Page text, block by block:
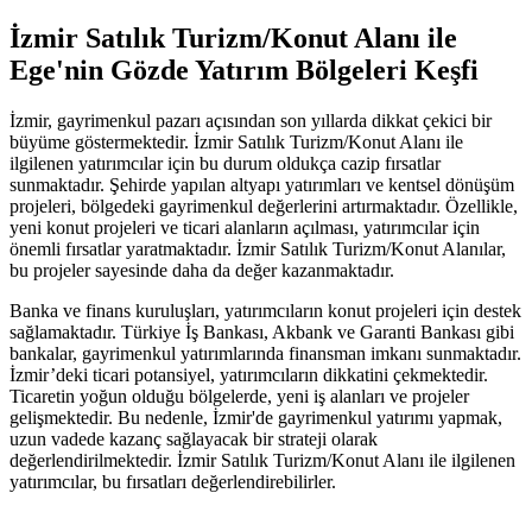
İzmir Satılık Turizm/Konut Alanı ile
Ege'nin Gözde Yatırım Bölgeleri Keşfi
İzmir, gayrimenkul pazarı açısından son yıllarda dikkat çekici bir
büyüme göstermektedir. İzmir Satılık Turizm/Konut Alanı ile
ilgilenen yatırımcılar için bu durum oldukça cazip fırsatlar
sunmaktadır. Şehirde yapılan altyapı yatırımları ve kentsel dönüşüm
projeleri, bölgedeki gayrimenkul değerlerini artırmaktadır. Özellikle,
yeni konut projeleri ve ticari alanların açılması, yatırımcılar için
önemli fırsatlar yaratmaktadır. İzmir Satılık Turizm/Konut Alanılar,
bu projeler sayesinde daha da değer kazanmaktadır.
Banka ve finans kuruluşları, yatırımcıların konut projeleri için destek
sağlamaktadır. Türkiye İş Bankası, Akbank ve Garanti Bankası gibi
bankalar, gayrimenkul yatırımlarında finansman imkanı sunmaktadır.
İzmir’deki ticari potansiyel, yatırımcıların dikkatini çekmektedir.
Ticaretin yoğun olduğu bölgelerde, yeni iş alanları ve projeler
gelişmektedir. Bu nedenle, İzmir'de gayrimenkul yatırımı yapmak,
uzun vadede kazanç sağlayacak bir strateji olarak
değerlendirilmektedir. İzmir Satılık Turizm/Konut Alanı ile ilgilenen
yatırımcılar, bu fırsatları değerlendirebilirler.